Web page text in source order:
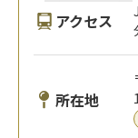
アクセス
所在地